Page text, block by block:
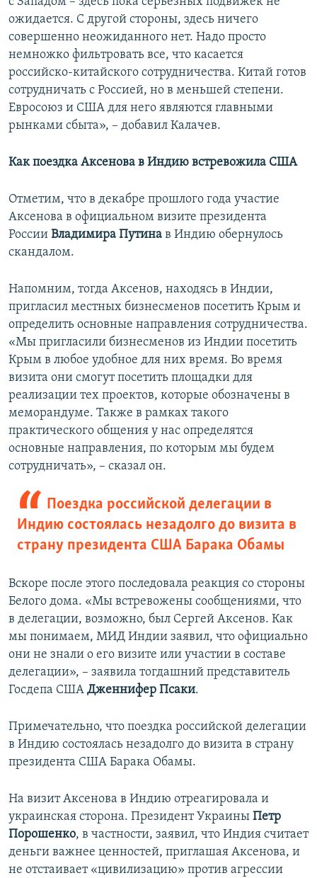
ожидается. С другой стороны, здесь ничего
совершенно неожиданного нет. Надо просто
немножко фильтровать все, что касается
российско-китайского сотрудничества. Китай готов
сотрудничать с Россией, но в меньшей степени.
Евросоюз и США для него являются главными
рынками сбыта», – добавил Калачев.
Как поездка Аксенова в Индию встревожила США
Отметим, что в декабре прошлого года участие
Аксенова в официальном визите президента
России Владимира Путина в Индию обернулось
скандалом.
Напомним, тогда Аксенов, находясь в Индии,
пригласил местных бизнесменов посетить Крым и
определить основные направления сотрудничества.
«Мы пригласили бизнесменов из Индии посетить
Крым в любое удобное для них время. Во время
визита они смогут посетить площадки для
реализации тех проектов, которые обозначены в
меморандуме. Также в рамках такого
практического общения у нас определятся
основные направления, по которым мы будем
сотрудничать», – сказал он.
Поездка российской делегации в
Индию состоялась незадолго до визита в
страну президента США Барака Обамы
Вскоре после этого последовала реакция со стороны
Белого дома. «Мы встревожены сообщениями, что
в делегации, возможно, был Сергей Аксенов. Как
мы понимаем, МИД Индии заявил, что официально
они не знали о его визите или участии в составе
делегации», – заявила тогдашний представитель
Госдепа США Дженнифер Псаки.
Примечательно, что поездка российской делегации
в Индию состоялась незадолго до визита в страну
президента США Барака Обамы.
На визит Аксенова в Индию отреагировала и
украинская сторона. Президент Украины Петр
Порошенко, в частности, заявил, что Индия считает
деньги важнее ценностей, приглашая Аксенова, и
не отстаивает «цивилизацию» против агрессии